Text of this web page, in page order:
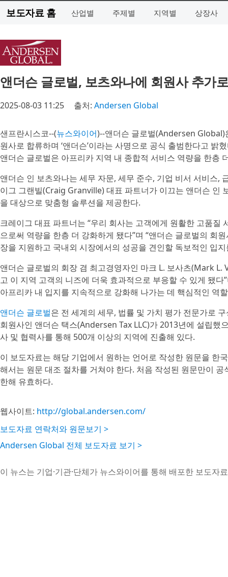
보도자료 홈 산업별 주제별 지역별 상장사
앤더슨 글로벌, 보츠와나에 회원사 추가
2025-08-03 11:25 출처: Andersen Global
샌프란시스코--(뉴스와이어)--앤더슨 글로벌(Andersen
원사로 합류하며 ‘앤더슨’이라는 사명으로 공식 출범한다고
앤더슨 글로벌은 아프리카 지역 내 종합적 서비스 역량을 한층
앤더슨 인 보츠와나는 세무 자문, 세무 준수, 기업 비서 서비스,
이그 그랜빌(Craig Granville) 대표 파트너가 이끄는 앤더슨 인
을 대상으로 맞춤형 솔루션을 제공한다.
크레이그 대표 파트너는 “우리 회사는 고객에게 원활한 고품
으로써 역량을 한층 더 강화하게 됐다”며 “앤더슨 글로벌의 회
장을 지원하고 국내외 시장에서의 성공을 견인할 독보적인 입
앤더슨 글로벌의 회장 겸 최고경영자인 마크 L. 보사츠(Mark
고 이 지역 고객의 니즈에 더욱 효과적으로 부응할 수 있게 됐
아프리카 내 입지를 지속적으로 강화해 나가는 데 핵심적인 역
앤더슨 글로벌은 전 세계의 세무, 법률 및 가치 평가 전문가로
회원사인 앤더슨 택스(Andersen Tax LLC)가 2013년에 설립
사 및 협력사를 통해 500개 이상의 지역에 진출해 있다.
이 보도자료는 해당 기업에서 원하는 언어로 작성한 원문을 한
해서는 원문 대조 절차를 거쳐야 한다. 처음 작성된 원문만이
한해 유효하다.
웹사이트: http://global.andersen.com/
보도자료 연락처와 원문보기 >
Andersen Global 전체 보도자료 보기 >
이 뉴스는 기업·기관·단체가 뉴스와이어를 통해 배포한 보도자